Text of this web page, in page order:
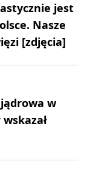
jest
Nasze
[zdjęcia]
w